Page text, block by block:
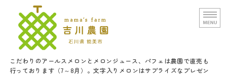
文字入りメロンと甘い野菜の
こだわりのアールスメロンとメロンジュース、パフェは農園で直売も
行っております（7～8月）。文字入りメロンはサプライズなプレゼン